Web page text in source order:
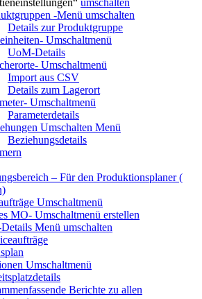
umschalten
-Menü umschalten
Details zur Produktgruppe
Umschaltmenü
UoM-Details
Umschaltmenü
Import aus CSV
Details zum Lagerort
Umschaltmenü
Parameterdetails
Umschalten Menü
Beziehungsdetails
– Für den Produktionsplaner (
Umschaltmenü
MO- Umschaltmenü erstellen
Menü umschalten
Umschaltmenü
Berichte zu allen